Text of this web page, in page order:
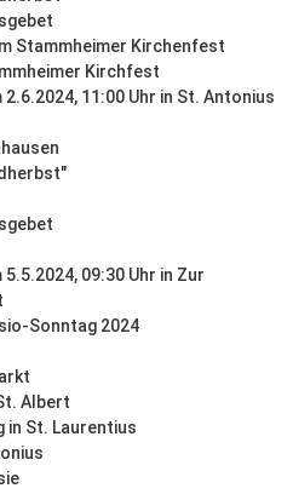
Stammheimer Kirchenfest
Kirchfest
11:00 Uhr in St. Antonius
09:30 Uhr in Zur
Sonntag 2024
Albert
in St. Laurentius